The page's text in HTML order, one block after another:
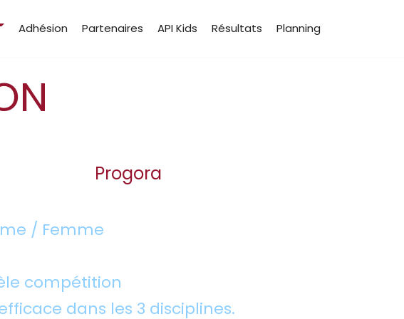
Adhésion Partenaires API Kids Résultats Planning
Progora
/ Femme
compétition
dans les 3 disciplines.